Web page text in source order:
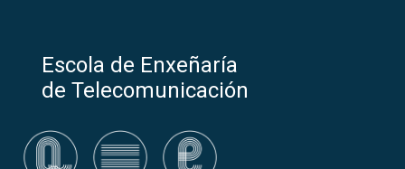
Escola de Enxeñaría
de Telecomunicación